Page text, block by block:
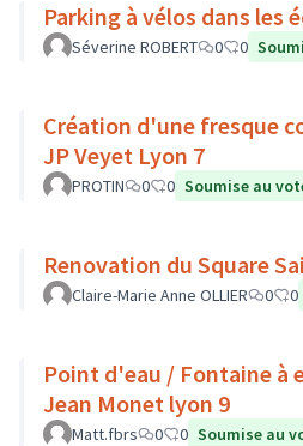
Parking à vélos dans les
Séverine ROBERT 0 0
Création d'une fresque
JP Veyet Lyon 7
PROTIN 0 0 Soumise au
Renovation du Square
Claire-Marie Anne OLLIER 0 0
Point d'eau / Fontaine à
Jean Monet lyon 9
Matt.fbrs 0 0 Soumise au